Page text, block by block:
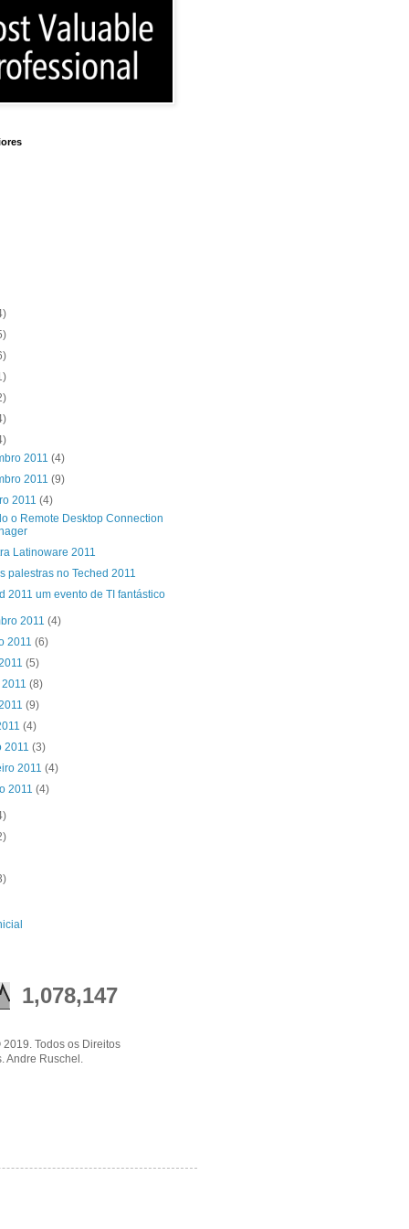
2011(4)
2011(9)
2011(4)
o Remote Desktop Connection
Latinoware 2011
palestras no Teched 2011
2011 um evento de TI fantástico
2011(4)
2011(6)
(5)
2011(8)
(9)
(4)
2011(3)
2011(4)
2011(4)
1,078,147
Todos os Direitos
Andre Ruschel.